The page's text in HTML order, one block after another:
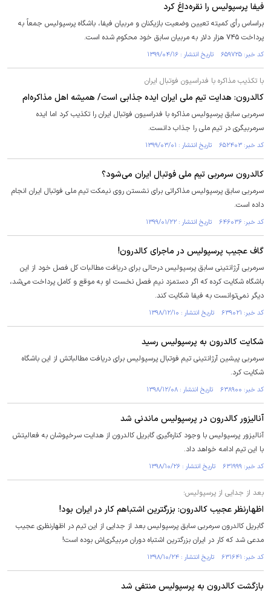
فیفا پرسپولیس را نقره‌داغ کرد
براساس رأی کمیته تعیین وضعیت بازیکنان و مربیان فیفا، باشگاه پرسپولیس جمعاً به
پرداخت ۷۴۵ هزار دلار به مربیان سابق خود محکوم شده است.
کد خبر: ۶۵۹۷۲۵ تاریخ انتشار : ۱۳۹۹/۰۴/۱۶
با تکذیب مذاکره با فدراسیون فوتبال ایران
کالدرون: هدایت تیم ملی ایران ایده جذابی است/ همیشه اهل مذاکره‌ام
سرمربی سابق پرسپولیس مذاکره با فدراسیون فوتبال ایران را تکذیب کرد اما ایده
سرمربیگری در تیم ملی را جذاب دانست.
کد خبر: ۶۵۲۴۰۳ تاریخ انتشار : ۱۳۹۹/۰۳/۰۱
کالدرون سرمربی تیم ملی فوتبال ایران می‌شود؟
سرمربی سابق پرسپولیس مذاکراتی برای نشستن روی نیمکت تیم ملی فوتبال ایران انجام
داده است.
کد خبر: ۶۴۶۰۳۶ تاریخ انتشار : ۱۳۹۹/۰۱/۲۲
گاف عجیب پرسپولیس در ماجرای کالدرون!
سرمربی آرژانتینی سابق پرسپولیس درحالی برای دریافت مطالبات کل فصل خود از این
باشگاه شکایت کرده که اگر دستمزد نیم فصل نخست او به موقع و کامل پرداخت می‌شد،
دیگر نمی‌توانست به فیفا شکایت کند.
کد خبر: ۶۳۹۰۲۱ تاریخ انتشار : ۱۳۹۸/۱۲/۱۰
شکایت کالدرون به پرسپولیس رسید
سرمربی پیشین آرژانتینی تیم فوتبال پرسپولیس برای دریافت مطالباتش از این باشگاه
شکایت کرد.
کد خبر: ۶۳۸۹۰۰ تاریخ انتشار : ۱۳۹۸/۱۲/۰۸
آنالیزور کالدرون در پرسپولیس ماندنی شد
آنالیزور پرسپولیس با وجود کناره‌گیری گابریل کالدرون از هدایت سرخپوشان به فعالیتش
با این تیم ادامه خواهد داد.
کد خبر: ۶۳۱۹۹۹ تاریخ انتشار : ۱۳۹۸/۱۰/۲۶
بعد از جدایی از پرسپولیس؛
اظهارنظر عجیب کالدرون: بزرگترین اشتباهم کار در ایران بود!
گابریل کالدرون سرمربی سابق پرسپولیس بعد از جدایی از این تیم در اظهارنظری عجیب
مدعی شد که کار در ایران بزرگترین اشتباه دوران مربیگری‌اش بوده است!
کد خبر: ۶۳۱۶۴۱ تاریخ انتشار : ۱۳۹۸/۱۰/۲۴
بازگشت کالدرون به پرسپولیس منتفی شد